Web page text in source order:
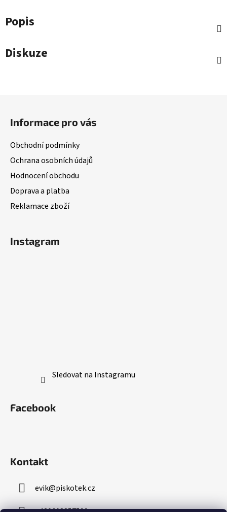
Popis
Diskuze
Informace pro vás
Obchodní podmínky
Ochrana osobních údajů
Hodnocení obchodu
Doprava a platba
Reklamace zboží
Instagram
Sledovat na Instagramu
Facebook
Kontakt
evik@piskotek.cz